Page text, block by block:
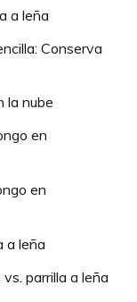
a leña
Conserva
la nube
en
en
a leña
parrilla a leña